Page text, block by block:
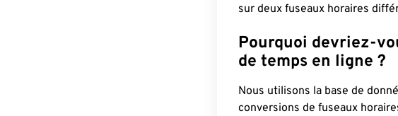
sur deux fuseaux horaires
Pourquoi devriez-
de temps en ligne ?
Nous utilisons la base de
conversions de fuseaux